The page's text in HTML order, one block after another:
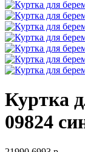
Куртка
09824